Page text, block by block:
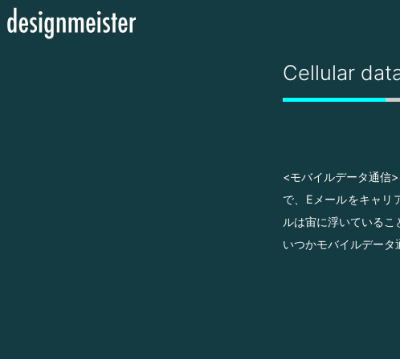
Cellular
<モバイルデータ通信>
で、Eメールをキャリ
ルは宙に浮いているこ
いつかモバイルデータ